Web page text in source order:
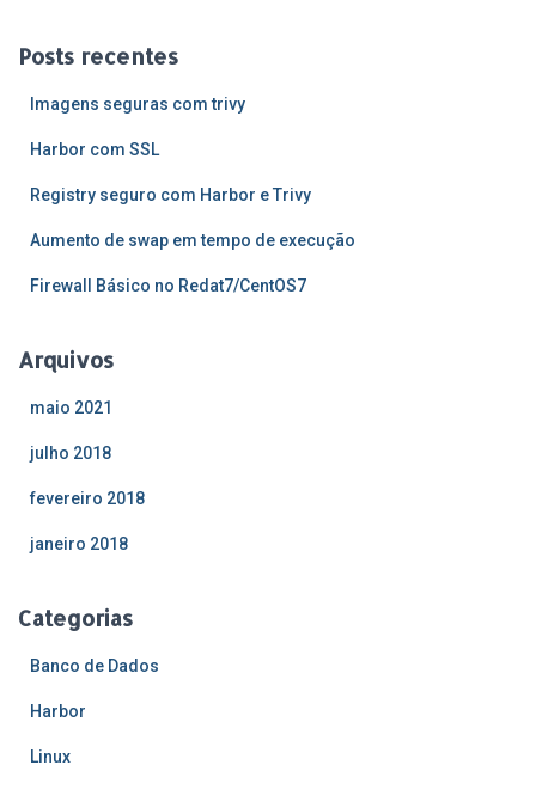
rPosts recentes
Imagens seguras com trivy
Harbor com SSL
Registry seguro com Harbor e Trivy
Aumento de swap em tempo de execução
Firewall Básico no Redat7/CentOS7
Arquivos
maio 2021
julho 2018
fevereiro 2018
janeiro 2018
Categorias
Banco de Dados
Harbor
Linux